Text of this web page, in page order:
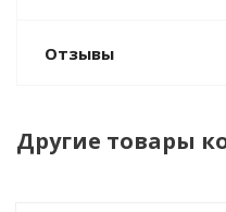
Отзывы
Другие товары